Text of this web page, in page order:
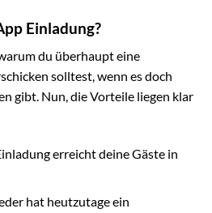
Einladung?
du überhaupt eine
solltest, wenn es doch
gibt. Nun, die Vorteile liegen klar
erreicht deine Gäste in
hat heutzutage ein